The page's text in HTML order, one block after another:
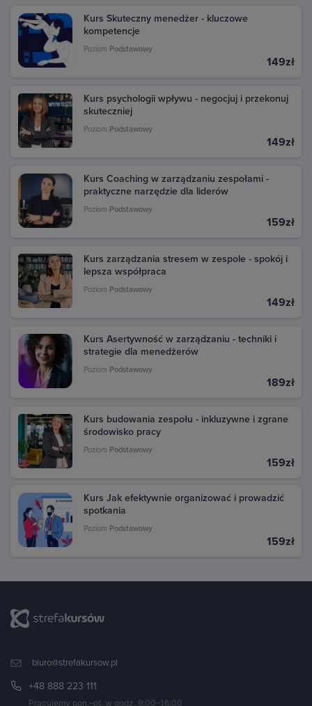
Kurs Skuteczny menedżer - kluczowe
kompetencje
Poziom Podstawowy
149zł
Kurs psychologii wpływu - negocjuj i przekonuj
skuteczniej
Poziom Podstawowy
149zł
Kurs Coaching w zarządzaniu zespołami -
praktyczne narzędzie dla liderów
Poziom Podstawowy
159zł
Kurs zarządzania stresem w zespole - spokój i
lepsza współpraca
Poziom Podstawowy
149zł
Kurs Asertywność w zarządzaniu - techniki i
strategie dla menedżerów
Poziom Podstawowy
189zł
Kurs budowania zespołu - inkluzywne i zgrane
środowisko pracy
Poziom Podstawowy
159zł
Kurs Jak efektywnie organizować i prowadzić
spotkania
Poziom Podstawowy
159zł
biuro@strefakursow.pl
+48 888 223 111
Pracujemy pon.–pt. w godz. 9:00–16:00